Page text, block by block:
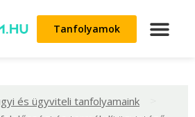
Tanfolyamok
és ügyviteli tanfolyamaink